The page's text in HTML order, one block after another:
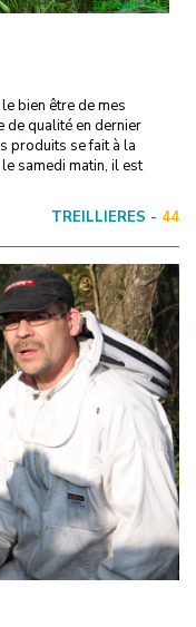
bien être de mes
de qualité en dernier
produits se fait à la
samedi matin, il est
TREILLIERES - 44